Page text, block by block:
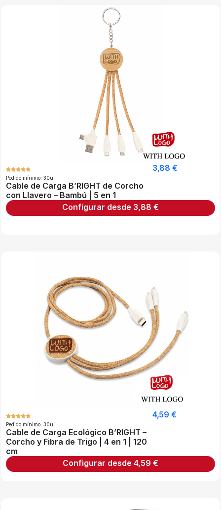
Pedido mínimo: 30u
Cable de Carga B’RIGHT de Corcho
con Llavero – Bambú | 5 en 1
3,88 €
Configurar desde 3,88 €
Pedido mínimo: 30u
Cable de Carga Ecológico B’RIGHT –
Corcho y Fibra de Trigo | 4 en 1 | 120
cm
4,59 €
Configurar desde 4,59 €